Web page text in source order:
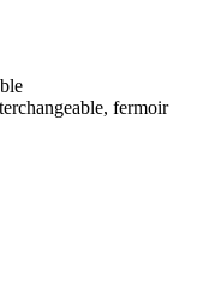
fermoir